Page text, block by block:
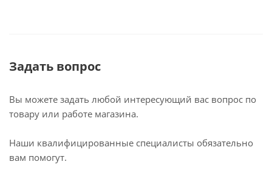
Задать вопрос
Вы можете задать любой интересующий вас вопрос по
товару или работе магазина.
Наши квалифицированные специалисты обязательно
вам помогут.